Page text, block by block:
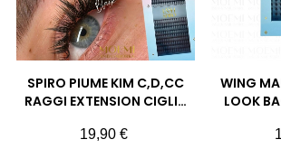
SPIRO PIUME KIM C,D,CC
RAGGI EXTENSION CIGLIA
Prezzo
19,90 €
WING
LOOK